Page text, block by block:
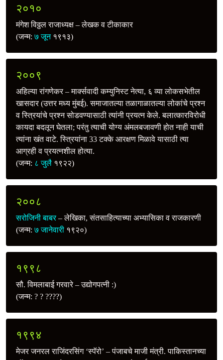
२०१०
मंगेश विठ्ठल राजाध्यक्ष – लेखक व टीकाकार
(जन्म: ७ जून १९१३)
२००९
अहिल्या रांगणेकर – मार्क्सवादी कम्युनिस्ट नेत्या, ६ व्या लोकसभेतील
खासदार (उत्तर मध्य मुंबई). समाजातल्या तळागाळातल्या लोकांचे प्रश्न
व स्त्रियांचे प्रश्न सोडवण्यासाठी त्यांनी प्रयत्न केले. बलात्कारविरोधी
कायदा बदलून घेतला; परंतु त्याची योग्य अंमलबजावणी होत नाही याची
त्यांना खंत वाटे. स्त्रियांना 33 टक्के आरक्षण मिळावे यासाठी त्या
आग्रही व प्रयत्नशील होत्या.
(जन्म: ८ जुलै १९२२)
२००८
सरोजिनी बाबर– लेखिका, संतसाहित्याच्या अभ्यासिका व राजकारणी
(जन्म: ७ जानेवारी १९२०)
१९९८
सौ. विमलाबाई गरवारे – उद्योगपत्‍नी :)
(जन्म: ? ? ????)
१९९४
मेजर जनरल राजिंदरसिंग ‘स्पॅरो’ – पंजाबचे माजी मंत्री. पाकिस्तानच्या